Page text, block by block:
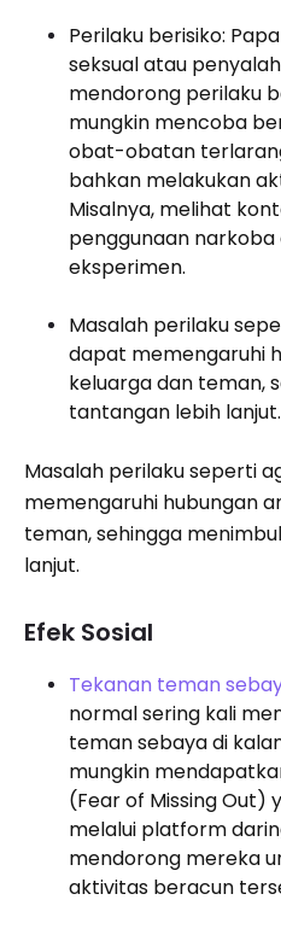
Perilaku berisiko:
seksual atau
mendorong perilaku
mungkin mencoba
obat-obatan
bahkan melakukan
Misalnya, melihat
penggunaan
eksperimen.
Masalah perilaku
dapat memengaruhi
keluarga dan teman,
tantangan lebih lanjut.
Masalah perilaku seperti
memengaruhi hubungan
teman, sehingga
lanjut.
Efek Sosial
Tekanan teman
normal sering kali
teman sebaya di
mungkin
(Fear of Missing Out)
melalui platform
mendorong mereka
aktivitas beracun